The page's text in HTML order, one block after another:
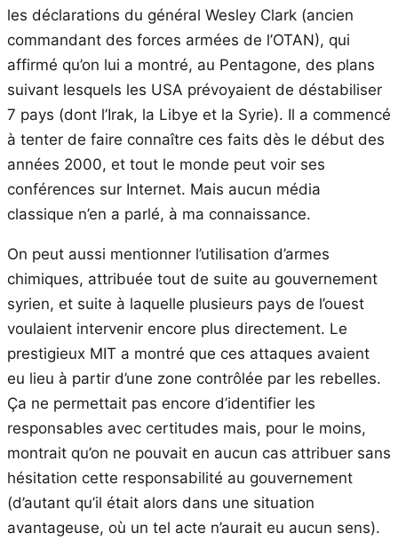
les déclarations du général Wesley Clark (ancien
commandant des forces armées de l’OTAN), qui
affirmé qu’on lui a montré, au Pentagone, des plans
suivant lesquels les USA prévoyaient de déstabiliser
7 pays (dont l’Irak, la Libye et la Syrie). Il a commencé
à tenter de faire connaître ces faits dès le début des
années 2000, et tout le monde peut voir ses
conférences sur Internet. Mais aucun média
classique n’en a parlé, à ma connaissance.
On peut aussi mentionner l’utilisation d’armes
chimiques, attribuée tout de suite au gouvernement
syrien, et suite à laquelle plusieurs pays de l’ouest
voulaient intervenir encore plus directement. Le
prestigieux MIT a montré que ces attaques avaient
eu lieu à partir d’une zone contrôlée par les rebelles.
Ça ne permettait pas encore d’identifier les
responsables avec certitudes mais, pour le moins,
montrait qu’on ne pouvait en aucun cas attribuer sans
hésitation cette responsabilité au gouvernement
(d’autant qu’il était alors dans une situation
avantageuse, où un tel acte n’aurait eu aucun sens).